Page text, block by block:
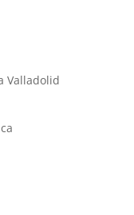
Valladolid